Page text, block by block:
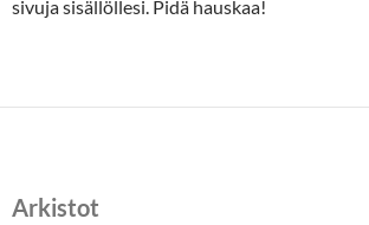
sivuja sisällöllesi. Pidä hauskaa!
Arkistot